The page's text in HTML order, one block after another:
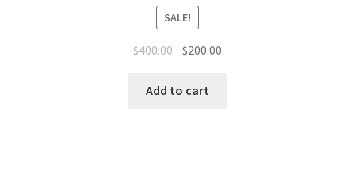
SALE!
$400.00 $200.00
Add to cart